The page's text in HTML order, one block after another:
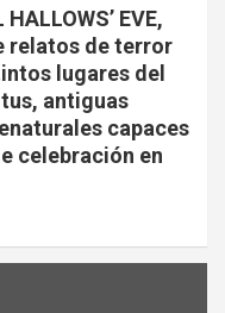
EVE,
relatos de terror
lugares del
antiguas
capaces
celebración en